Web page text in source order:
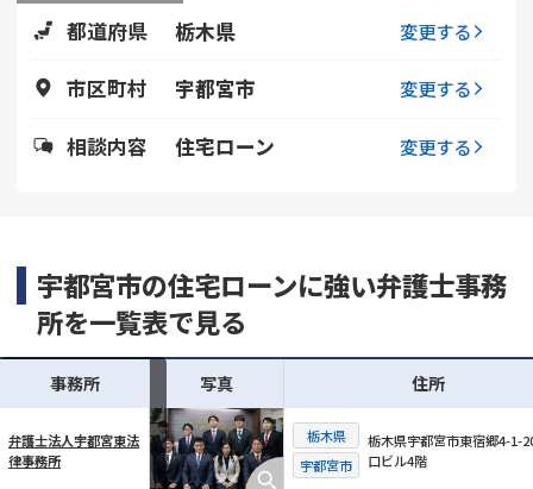
都道府県 栃木県 変更する
市区町村 宇都宮市 変更する
相談内容 住宅ローン 変更する
宇都宮市の住宅ローンに強い弁護士事務
所を一覧表で見る
横スクロール可能
事務所 写真 住所
弁護士法人宇都宮東法
律事務所
栃木県
宇都宮市
栃木県宇都宮市東宿郷4-1-
口ビル4階